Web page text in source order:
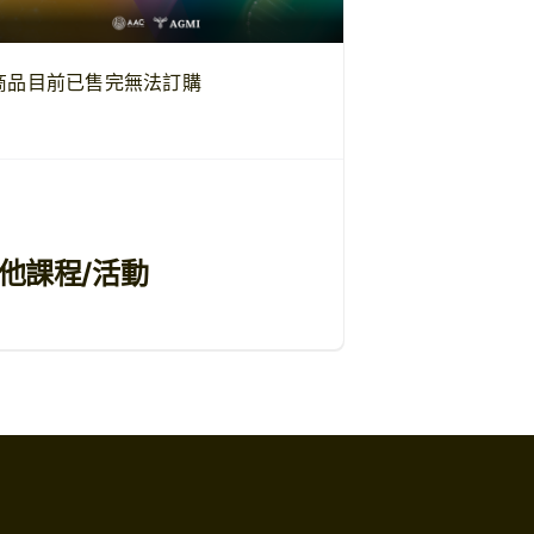
品目前已售完無法訂購
課程/活動